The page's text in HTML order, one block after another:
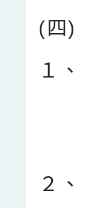
(四)
１、
２、